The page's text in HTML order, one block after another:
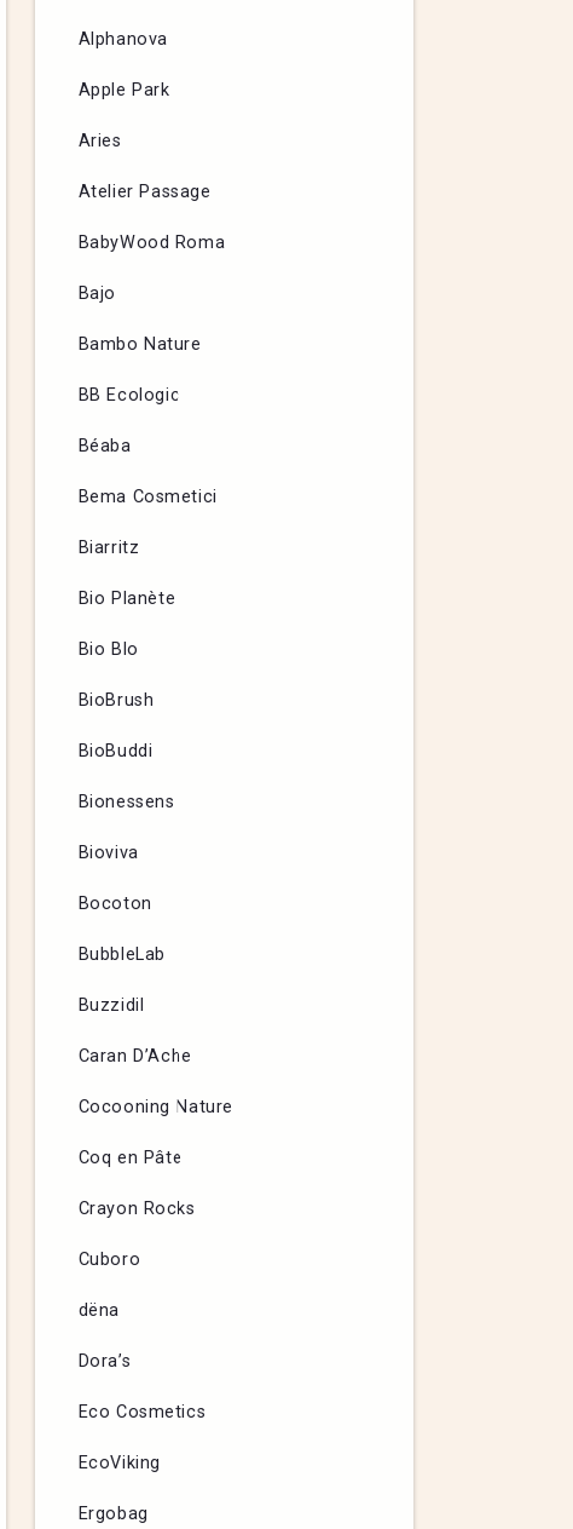
Alphanova
Apple Park
Aries
Atelier Passage
BabyWood Roma
Bajo
Bambo Nature
BB Ecologic
Béaba
Bema Cosmetici
Biarritz
Bio Planète
Bio Blo
BioBrush
BioBuddi
Bionessens
Bioviva
Bocoton
BubbleLab
Buzzidil
Caran D’Ache
Cocooning Nature
Coq en Pâte
Crayon Rocks
Cuboro
dëna
Dora’s
Eco Cosmetics
EcoViking
Ergobag